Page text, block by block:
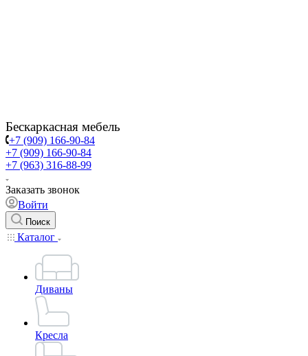
Бескаркасная мебель
+7 (909) 166-90-84
+7 (909) 166-90-84
+7 (963) 316-88-99
Заказать звонок
Войти
Поиск
Каталог
Диваны
Кресла